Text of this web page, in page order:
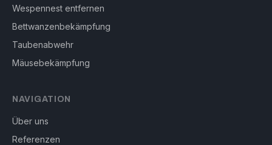
Wespennest entfernen
Bettwanzenbekämpfung
Taubenabwehr
Mäusebekämpfung
NAVIGATION
Über uns
Referenzen